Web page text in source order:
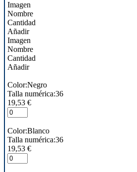
Imagen
Nombre
Cantidad
Añadir
Imagen
Nombre
Cantidad
Añadir
Color:Negro
Talla numérica:36
19,53 €
Color:Blanco
Talla numérica:36
19,53 €